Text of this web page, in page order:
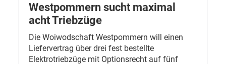
Westpommern sucht maximal
acht Triebzüge
Die Woiwodschaft Westpommern will einen
Liefervertrag über drei fest bestellte
Elektrotriebzüge mit Optionsrecht auf fünf